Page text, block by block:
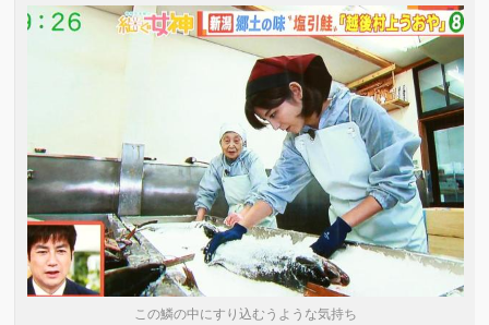
この鱗の中にすり込むうような気持ち